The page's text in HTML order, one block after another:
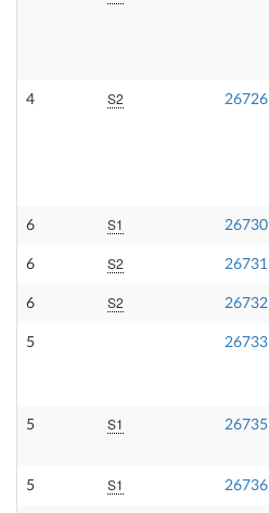
4 S2 26726
6 S1 26730
6 S2 26731
6 S2 26732
5 26733
5 S1 26735
5 S1 26736